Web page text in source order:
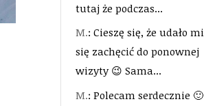
tutaj że podczas...
M.: Cieszę się, że udało mi
się zachęcić do ponownej
wizyty 😉 Sama...
M.: Polecam serdecznie 🙂